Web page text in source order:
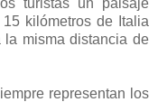
kilómetros de Italia
misma distancia de
representan los